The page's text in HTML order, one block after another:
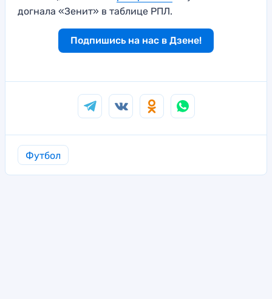
догнала «Зенит» в таблице РПЛ.
Подпишись на нас в Дзене!
Футбол